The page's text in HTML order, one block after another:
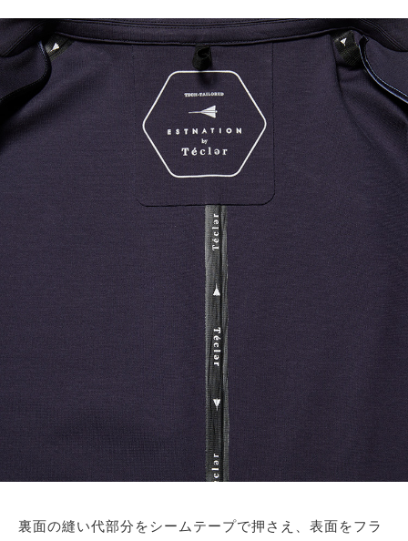
裏面の縫い代部分をシームテープで押さえ、表面をフラ